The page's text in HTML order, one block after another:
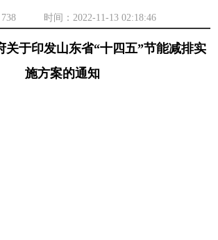
738 时间：2022-11-13 02:18:46
关于印发山东省“十四五”节能减排实
施方案的通知